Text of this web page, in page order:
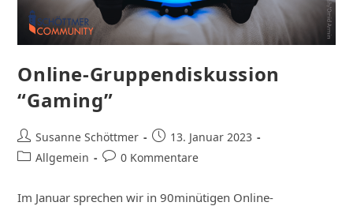
Online-Gruppendiskussion
“Gaming”
Susanne Schöttmer
13. Januar 2023
Allgemein
0 Kommentare
Im Januar sprechen wir in 90minütigen Online-